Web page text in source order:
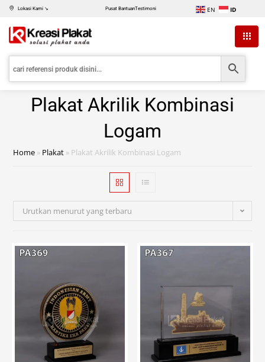
Lokasi Kami ↘ Pusat BantuanTestimoni EN ID
Plakat Akrilik Kombinasi
Logam
Home » Plakat » Plakat Akrilik Kombinasi Logam
Urutkan menurut yang terbaru